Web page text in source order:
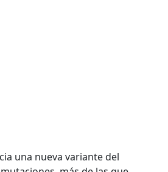
una nueva variante del